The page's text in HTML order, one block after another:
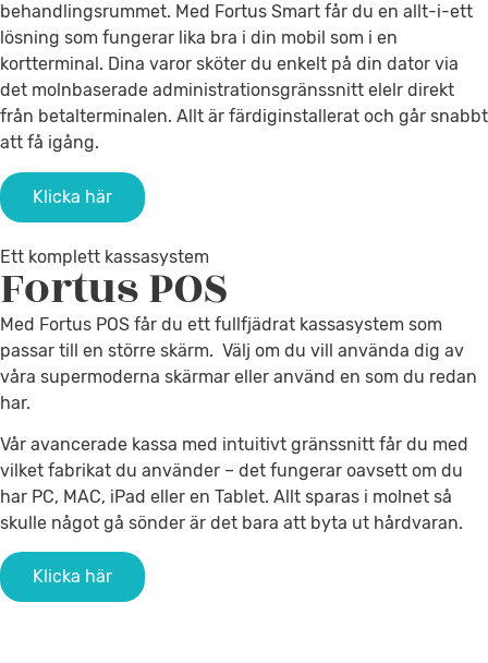
behandlingsrummet. Med Fortus Smart får du en allt-i-ett
lösning som fungerar lika bra i din mobil som i en
kortterminal. Dina varor sköter du enkelt på din dator via
det molnbaserade administrationsgränssnitt elelr direkt
från betalterminalen. Allt är färdiginstallerat och går snabbt
att få igång.
Klicka här
Ett komplett kassasystem
FortusPOS
Med Fortus POS får du ett fullfjädrat kassasystem som
passar till en större skärm. Välj om du vill använda dig av
våra supermoderna skärmar eller använd en som du redan
har.
Vår avancerade kassa med intuitivt gränssnitt får du med
vilket fabrikat du använder – det fungerar oavsett om du
har PC, MAC, iPad eller en Tablet. Allt sparas i molnet så
skulle något gå sönder är det bara att byta ut hårdvaran.
Klicka här